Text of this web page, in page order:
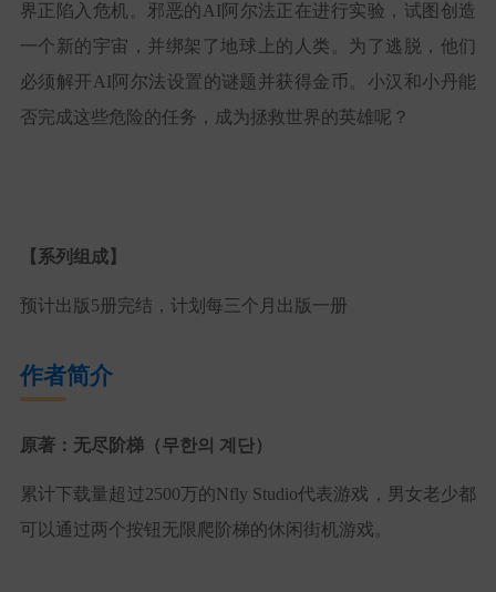
界正陷入危机。邪恶的AI阿尔法正在进行实验，试图创造
一个新的宇宙，并绑架了地球上的人类。为了逃脱，他们
必须解开AI阿尔法设置的谜题并获得金币。小汉和小丹能
否完成这些危险的任务，成为拯救世界的英雄呢？
【系列组成】
预计出版5册完结，计划每三个月出版一册
作者简介
原著：无尽阶梯（무한의 계단）
累计下载量超过2500万的Nfly Studio代表游戏，男女老少都
可以通过两个按钮无限爬阶梯的休闲街机游戏。